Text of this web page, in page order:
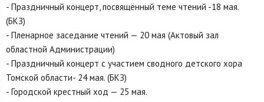
- Праздничный концерт, посвящённый теме чтений -18 мая.
(БКЗ)
- Пленарное заседание чтений — 20 мая (Актовый зал
областной Администрации)
- Праздничный концерт с участием сводного детского хора
Томской области- 24 мая. (БКЗ)
- Городской крестный ход — 25 мая.